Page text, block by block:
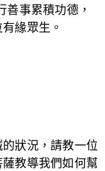
事累積功德，
緣眾生。
狀況，請教一位
教導我們如何幫